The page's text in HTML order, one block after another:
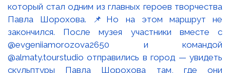
который стал одним из главных героев творчества
Павла Шорохова. 📌Но на этом маршрут не
закончился. После музея участники вместе с
@evgeniiamorozova2650 и командой
@almaty.tourstudio отправились в город — увидеть
скульптуры Павла Шорохова там, где они